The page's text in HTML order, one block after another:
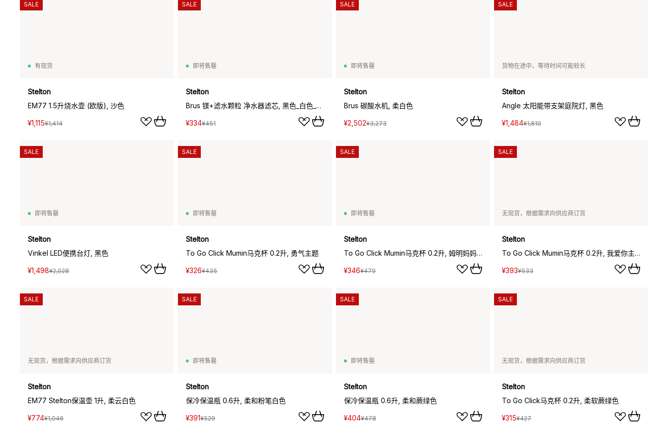
有现货
Stelton
EM77 1.5升烧水壶 (欧版), 沙色
¥1,115¥1,414
SALE
即将售罄
Stelton
Brus 镁+滤水颗粒 净水器滤芯, 黑色_白色_3件装
¥334¥451
SALE
即将售罄
Stelton
Brus 碳酸水机, 柔白色
¥2,502¥3,273
SALE
货物在途中，等待时间可能较长
Stelton
Angle 太阳能带支架庭院灯, 黑色
¥1,484¥1,810
SALE
即将售罄
Stelton
Vinkel LED便携台灯, 黑色
¥1,498¥2,028
SALE
即将售罄
Stelton
To Go Click Mumin马克杯 0.2升, 勇气主题
¥326¥435
SALE
即将售罄
Stelton
To Go Click Mumin马克杯 0.2升, 姆明妈妈主题
¥346¥479
SALE
无现货，根据需求向供应商订货
Stelton
To Go Click Mumin马克杯 0.2升, 我爱你主题
¥393¥533
SALE
无现货，根据需求向供应商订货
Stelton
EM77 Stelton保温壶 1升, 柔云白色
¥774¥1,046
SALE
即将售罄
Stelton
保冷保温瓶 0.6升, 柔和粉笔白色
¥391¥529
SALE
即将售罄
Stelton
保冷保温瓶 0.6升, 柔和蕨绿色
¥404¥478
SALE
无现货，根据需求向供应商订货
Stelton
To Go Click马克杯 0.2升, 柔软蕨绿色
¥315¥427
SALE